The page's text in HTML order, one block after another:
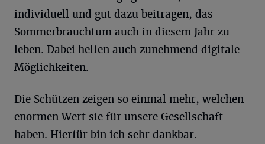
individuell und gut dazu beitragen, das
Sommerbrauchtum auch in diesem Jahr zu
leben. Dabei helfen auch zunehmend digitale
Möglichkeiten.
Die Schützen zeigen so einmal mehr, welchen
enormen Wert sie für unsere Gesellschaft
haben. Hierfür bin ich sehr dankbar.